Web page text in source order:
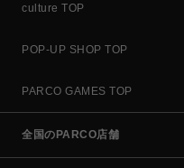
culture TOP
POP-UP SHOP TOP
PARCO GAMES TOP
全国のPARCO店舗